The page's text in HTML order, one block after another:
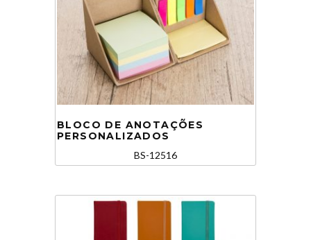
BLOCO DE ANOTAÇÕES
PERSONALIZADOS
BS-12516